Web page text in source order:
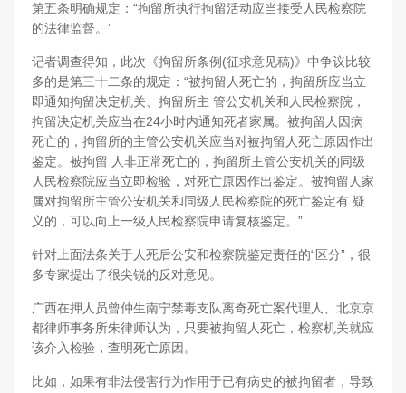
第五条明确规定：“拘留所执行拘留活动应当接受人民检察院
的法律监督。”
记者调查得知，此次《拘留所条例(征求意见稿)》中争议比较
多的是第三十二条的规定：“被拘留人死亡的，拘留所应当立
即通知拘留决定机关、拘留所主 管公安机关和人民检察院，
拘留决定机关应当在24小时内通知死者家属。被拘留人因病
死亡的，拘留所的主管公安机关应当对被拘留人死亡原因作出
鉴定。被拘留 人非正常死亡的，拘留所主管公安机关的同级
人民检察院应当立即检验，对死亡原因作出鉴定。被拘留人家
属对拘留所主管公安机关和同级人民检察院的死亡鉴定有 疑
义的，可以向上一级人民检察院申请复核鉴定。”
针对上面法条关于人死后公安和检察院鉴定责任的“区分”，很
多专家提出了很尖锐的反对意见。
广西在押人员曾仲生南宁禁毒支队离奇死亡案代理人、北京京
都律师事务所朱律师认为，只要被拘留人死亡，检察机关就应
该介入检验，查明死亡原因。
比如，如果有非法侵害行为作用于已有病史的被拘留者，导致